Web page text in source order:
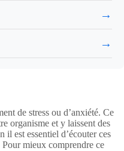
→
→
de stress ou d’anxiété. Ce
organisme et y laissent des
est essentiel d’écouter ces
mieux comprendre ce